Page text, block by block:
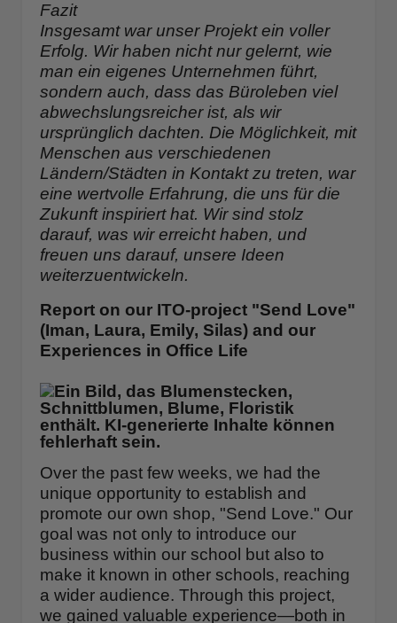
Fazit
Insgesamt war unser Projekt ein voller
Erfolg. Wir haben nicht nur gelernt, wie
man ein eigenes Unternehmen führt,
sondern auch, dass das Büroleben viel
abwechslungsreicher ist, als wir
ursprünglich dachten. Die Möglichkeit, mit
Menschen aus verschiedenen
Ländern/Städten in Kontakt zu treten, war
eine wertvolle Erfahrung, die uns für die
Zukunft inspiriert hat. Wir sind stolz
darauf, was wir erreicht haben, und
freuen uns darauf, unsere Ideen
weiterzuentwickeln.
Report on our ITO-project "Send Love"
(Iman, Laura, Emily, Silas) and our
Experiences in Office Life
Over the past few weeks, we had the
unique opportunity to establish and
promote our own shop, "Send Love." Our
goal was not only to introduce our
business within our school but also to
make it known in other schools, reaching
a wider audience. Through this project,
we gained valuable experience—both in